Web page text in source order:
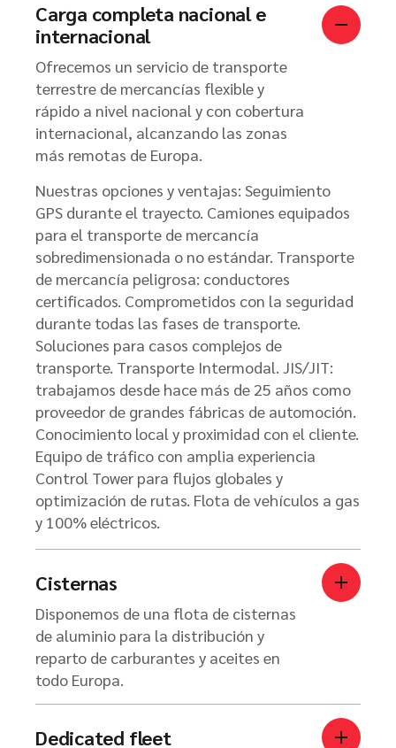
Carga completa nacional e
internacional
Ofrecemos un servicio de transporte
terrestre de mercancías flexible y
rápido a nivel nacional y con cobertura
internacional, alcanzando las zonas
más remotas de Europa.
Nuestras opciones y ventajas: Seguimiento
GPS durante el trayecto. Camiones equipados
para el transporte de mercancía
sobredimensionada o no estándar. Transporte
de mercancía peligrosa: conductores
certificados. Comprometidos con la seguridad
durante todas las fases de transporte.
Soluciones para casos complejos de
transporte. Transporte Intermodal. JIS/JIT:
trabajamos desde hace más de 25 años como
proveedor de grandes fábricas de automoción.
Conocimiento local y proximidad con el cliente.
Equipo de tráfico con amplia experiencia
Control Tower para flujos globales y
optimización de rutas. Flota de vehículos a gas
y 100% eléctricos.
Cisternas
Disponemos de una flota de cisternas
de aluminio para la distribución y
reparto de carburantes y aceites en
todo Europa.
Dedicated fleet